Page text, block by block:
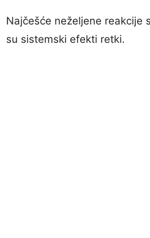
Najčešće neželjene reakcije
su sistemski efekti retki.